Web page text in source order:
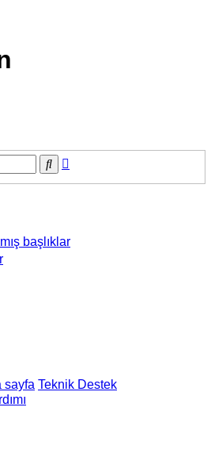
Ara
başlıklar
sayfa Teknik Destek